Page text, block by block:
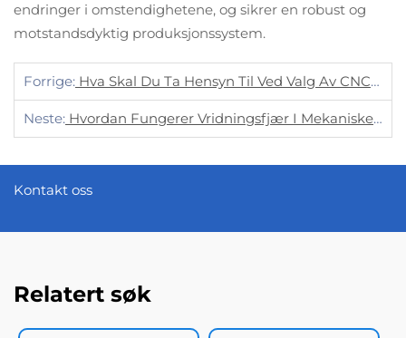
endringer i omstendighetene, og sikrer en robust og
motstandsdyktig produksjonssystem.
Forrige: Hva Skal Du Ta Hensyn Til Ved Valg Av CNC-Tjenester?
Neste: Hvordan Fungerer Vridningsfjær I Mekaniske Systemer?
Kontakt oss
Relatert søk